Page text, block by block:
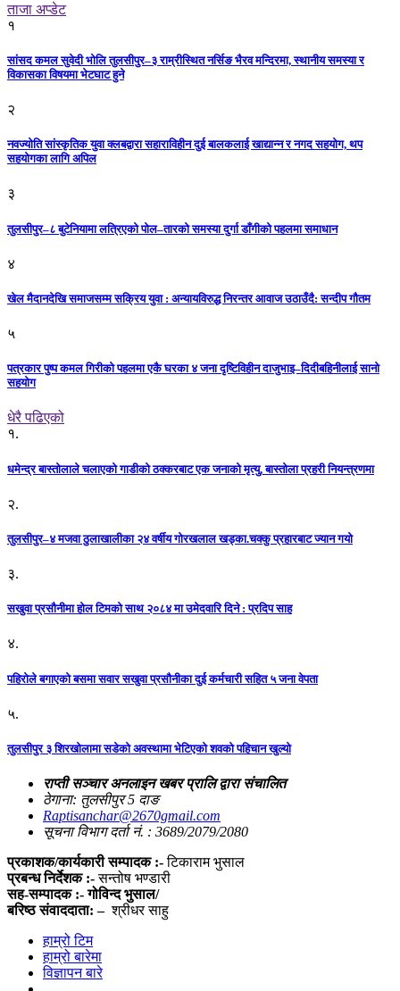
ताजा अप्डेट
१
सांसद कमल सुवेदी भोलि तुलसीपुर–३ राम्रीस्थित नर्सिङ भैरव मन्दिरमा, स्थानीय समस्या र
विकासका विषयमा भेटघाट हुने
२
नवज्योति सांस्कृतिक युवा क्लबद्वारा सहाराविहीन दुई बालकलाई खाद्यान्न र नगद सहयोग, थप
सहयोगका लागि अपिल
३
तुलसीपुर–८ बुटेनियामा लत्रिएको पोल–तारको समस्या दुर्गा डाँगीको पहलमा समाधान
४
खेल मैदानदेखि समाजसम्म सक्रिय युवा : अन्यायविरुद्ध निरन्तर आवाज उठाउँदै: सन्दीप गौतम
५
पत्रकार पुष्प कमल गिरीको पहलमा एकै घरका ४ जना दृष्टिविहीन दाजुभाइ–दिदीबहिनीलाई सानो
सहयोग
धेरै पढिएको
१.
धमेन्द्र बास्तोलाले चलाएको गाडीको ठक्करबाट एक जनाको मृत्यु, बास्तोला प्रहरी नियन्त्रणमा
२.
तुलसीपुर–४ मजवा ठुलाखालीका २४ वर्षीय गोरखलाल खड्का.चक्कु प्रहारबाट ज्यान गयो
३.
सखुवा प्रसौनीमा होल टिमको साथ २०८४ मा उमेदवारि दिने : प्रदिप साह
४.
पहिराेले बगाएकाे बसमा सवार सखुवा प्रसाैनीका दुई कर्मचारी सहित ५ जना वेपता
५.
तुलसीपुर ३ शिरखोलामा सडेको अवस्थामा भेटिएको शवको पहिचान खुल्यो
राप्ती सञ्चार अनलाइन खबर प्रालि द्वारा संचालित
ठेगाना: तुलसीपुर 5 दाङ
Raptisanchar@2670gmail.com
सूचना विभाग दर्ता नं. : 3689/2079/2080
प्रकाशक/कार्यकारी सम्पादक :-टिकाराम भुसाल
प्रबन्ध निर्देशक :-सन्तोष भण्डारी
सह-सम्पादक :- गोविन्द भुसाल/
बरिष्ठ संवाददाता: – श्रीधर साहु
हाम्रो टिम
हाम्रो बारेमा
विज्ञापन बारे